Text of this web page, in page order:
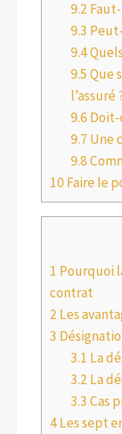
9.2
9.3
9.4
9.5 Que
l’assuré
9.6 Doit-
9.7 Une
9.8
10 Faire le
1 Pourquoi
contrat
2 Les
3
3.1 La
3.2 La
3.3 Cas
4Les sept